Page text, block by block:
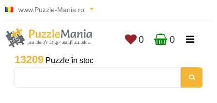
www.Puzzle-Mania.ro
13209 Puzzle în stoc
0 0